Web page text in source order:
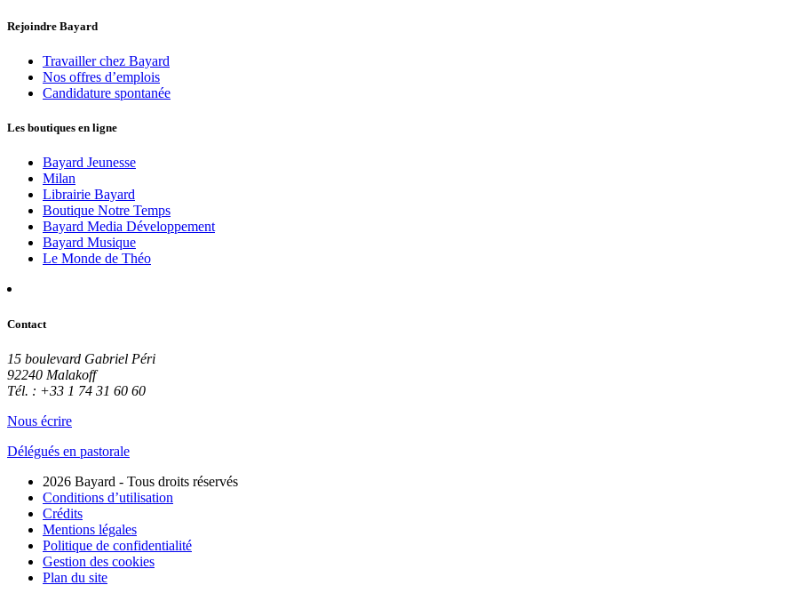
Rejoindre Bayard
Travailler chez Bayard
Nos offres d’emplois
Candidature spontanée
Les boutiques en ligne
Bayard Jeunesse
Milan
Librairie Bayard
Boutique Notre Temps
Bayard Media Développement
Bayard Musique
Le Monde de Théo
Contact
15 boulevard Gabriel Péri
92240 Malakoff
Tél. : +33 1 74 31 60 60
Nous écrire
Délégués en pastorale
2026 Bayard - Tous droits réservés
Conditions d’utilisation
Crédits
Mentions légales
Politique de confidentialité
Gestion des cookies
Plan du site